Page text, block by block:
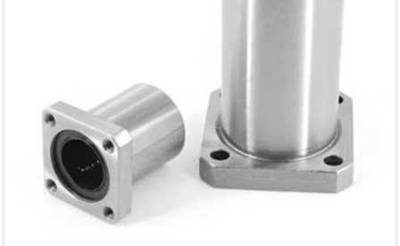
Mã giảm giá:
Ngày hết hạn:
Điều kiện: